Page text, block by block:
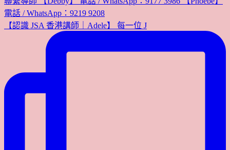
【認識 JSA 香港講師｜Adele】 每一位 J